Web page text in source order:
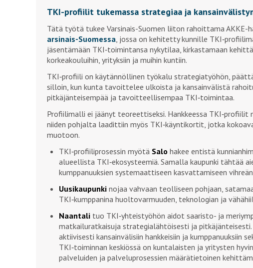
TKI-profiilit tukemassa strategiaa ja
Tätä työtä tukee Varsinais-Suomen liiton rahoittama AKKE-
arsinais-Suomessa , jossa on kehitetty kunnille
jäsentämään TKI‑toimintansa nykytilaa, kirkastamaan
korkeakouluihin, yrityksiin ja muihin kuntiin.
TKI‑profiili on käytännöllinen työkalu strategiatyöhön,
silloin, kun kunta tavoittelee ulkoista ja kansainvälistä
pitkäjänteisempää ja tavoitteellisempaa TKI‑toimintaa.
Profiilimalli ei jäänyt teoreettiseksi. Hankkeessa
niiden pohjalta laadittiin myös TKI‑käyntikortit, jotka
muotoon.
TKI‑profiiliprosessin myötä Salo hakee entistä
alueellista TKI‑ekosysteemiä. Samalla kaupunki tähtää
kumppanuuksien systemaattiseen kasvattamiseen
Uusikaupunki nojaa vahvaan teolliseen pohjaan,
TKI‑kumppanina huoltovarmuuden, teknologian ja
Naantali tuo TKI‑yhteistyöhön aidot saaristo- ja
matkailuratkaisuja strategialähtöisesti ja
aktiivisesti kansainvälisiin hankkeisiin ja kumppanuuksiin
TKI‑toiminnan keskiössä on kuntalaisten ja yritysten
palveluiden ja palveluprosessien määrätietoinen